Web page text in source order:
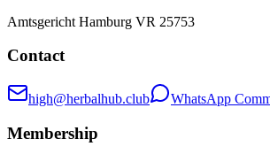
Amtsgericht Hamburg VR 25753
Contact
high@herbalhub.club WhatsApp
Membership